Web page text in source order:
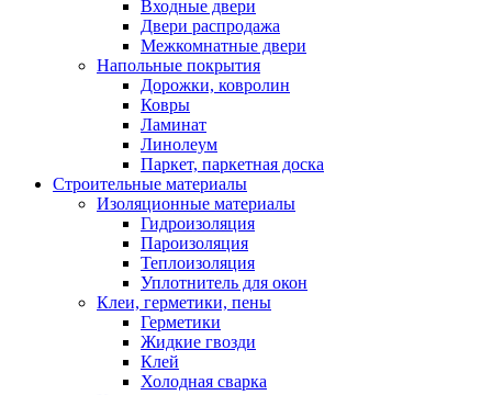
Входные двери
Двери распродажа
Межкомнатные двери
Напольные покрытия
Дорожки, ковролин
Ковры
Ламинат
Линолеум
Паркет, паркетная доска
Строительные материалы
Изоляционные материалы
Гидроизоляция
Пароизоляция
Теплоизоляция
Уплотнитель для окон
Клеи, герметики, пены
Герметики
Жидкие гвозди
Клей
Холодная сварка